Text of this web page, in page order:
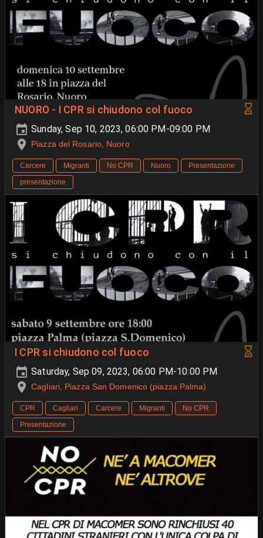
NUORO - I CPR si chiudono col fuoco
Sunday, Sep 10, 2023, 06:00 PM-09:00 PM
Piazza del Rosario, Nuoro
Carcere Migranti No CPR Nuoro
Presentazione
presentazione
I CPR si chiudono col fuoco
Saturday, Sep 09, 2023, 06:00 PM-10:00 PM
Cagliari, Piazza San Domenico (piazza Palma)
CPR Cagliari Carcere Migranti
No CPR
Presentazione